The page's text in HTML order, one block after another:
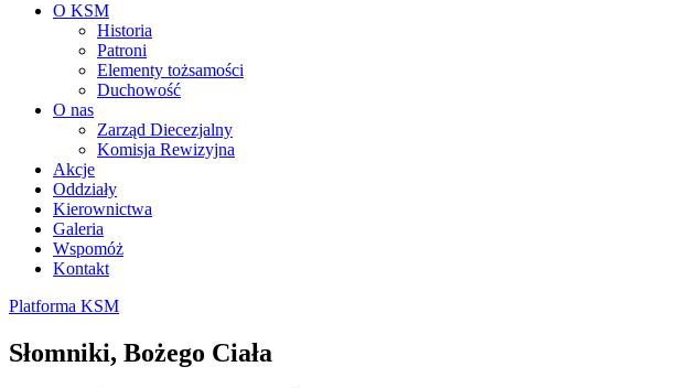
O KSM
Historia
Patroni
Elementy tożsamości
Duchowość
O nas
Zarząd Diecezjalny
Komisja Rewizyjna
Akcje
Oddziały
Kierownictwa
Galeria
Wspomóż
Kontakt
Platforma KSM
Słomniki, Bożego Ciała